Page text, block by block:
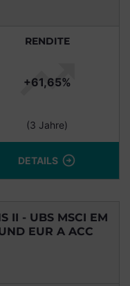
RENDITE
+61,65%
(3 Jahre)
DETAILS
II - UBS MSCI EM
EUR A ACC